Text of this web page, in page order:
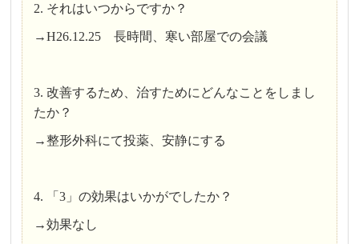
2. それはいつからですか？
→H26.12.25 長時間、寒い部屋での会議
3. 改善するため、治すためにどんなことをしまし
たか？
→整形外科にて投薬、安静にする
4. 「3」の効果はいかがでしたか？
→効果なし